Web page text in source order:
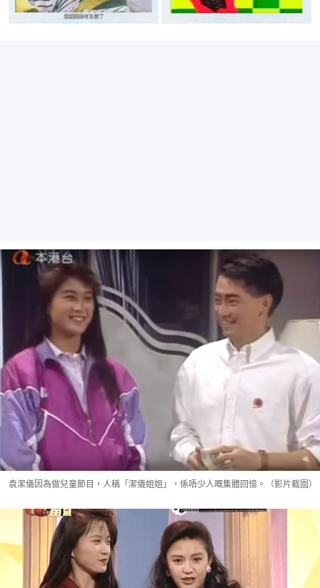
袁潔儀因為做兒童節目，人稱「潔儀姐姐」，係唔少人嘅集體回憶。（影片截圖）